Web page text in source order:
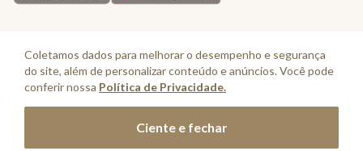
Coletamos dados para melhorar o desempenho e segurança
do site, além de personalizar conteúdo e anúncios. Você pode
conferir nossa Política de Privacidade.
Ciente e fechar
sexta-feira até as 16:30, exceto feriados - Rua Alpont, 428 nível 2 - Bairro
Capuava Mauá - São Paulo, CEP: 09380-115 - Valisere Comércio de Roupas e
Acessórios Ltda - CNPJ: 57.484.768/0064-89
© Cia. Marítima 2025 - Todos os direitos reservados